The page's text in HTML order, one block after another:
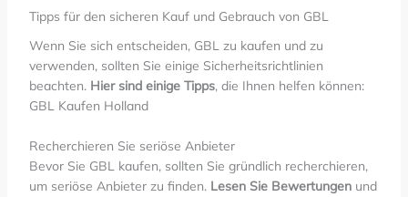
Tipps für den sicheren Kauf und Gebrauch von GBL
Wenn Sie sich entscheiden, GBL zu kaufen und zu
verwenden, sollten Sie einige Sicherheitsrichtlinien
beachten. Hier sind einige Tipps, die Ihnen helfen können:
GBL Kaufen Holland
Recherchieren Sie seriöse Anbieter
Bevor Sie GBL kaufen, sollten Sie gründlich recherchieren,
um seriöse Anbieter zu finden. Lesen Sie Bewertungenund